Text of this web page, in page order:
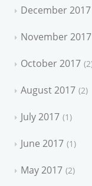
December 2017
November 2017
October 2017 2
August 2017 2
July 2017 1
June 2017 1
May 2017 2